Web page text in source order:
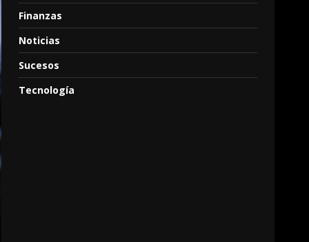
Finanzas
Noticias
Sucesos
Tecnología